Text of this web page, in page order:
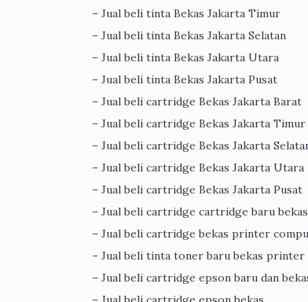
– Jual beli tinta Bekas Jakarta Timur
– Jual beli tinta Bekas Jakarta Selatan
– Jual beli tinta Bekas Jakarta Utara
– Jual beli tinta Bekas Jakarta Pusat
– Jual beli cartridge Bekas Jakarta Barat
– Jual beli cartridge Bekas Jakarta Timur
– Jual beli cartridge Bekas Jakarta
– Jual beli cartridge Bekas Jakarta Utara
– Jual beli cartridge Bekas Jakarta Pusat
– Jual beli cartridge cartridge baru bekas
– Jual beli cartridge bekas printer
– Jual beli tinta toner baru bekas printer
– Jual beli cartridge epson baru dan